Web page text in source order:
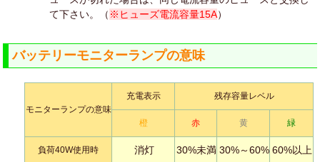
て下さい。（ ※ヒューズ電流容量15A）
バッテリーモニターランプの意味
モニターランプの意味
充電表示 残存容量レベル
橙 赤 黄 緑
負荷40W使用時 消灯 30%未満 30%～60% 60%以上